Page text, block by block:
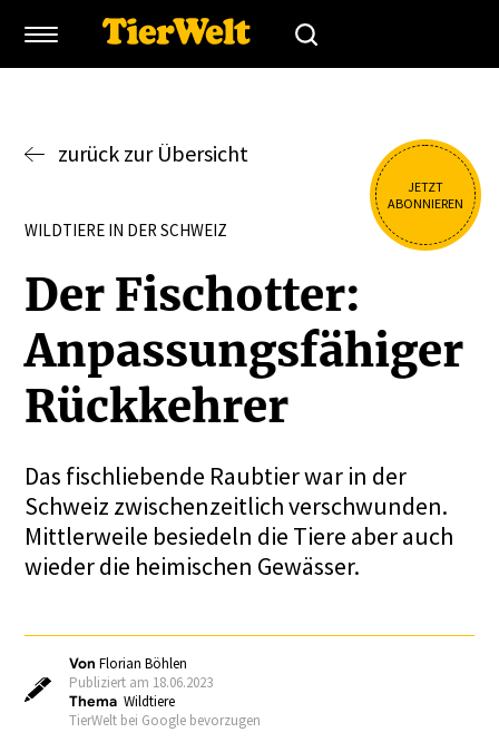
JETZT
ABONNIEREN
zurück zur Übersicht
WILDTIERE IN DER SCHWEIZ
Der Fisch­otter:
Anpas­sungs­fä­higer
Rückkehrer
Das fischliebende Raubtier war in der
Schweiz zwischenzeitlich verschwunden.
Mittlerweile besiedeln die Tiere aber auch
wieder die heimischen Gewässer.
VonFlorian Böhlen
Publiziert am 18.06.2023
Thema Wildtiere
TierWelt bei Google bevorzugen